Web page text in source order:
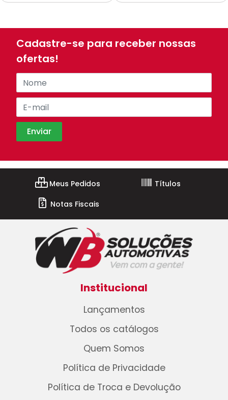
Cadastre-se para receber nossas
ofertas!
Meus Pedidos
Títulos
Notas Fiscais
Institucional
Lançamentos
Todos os catálogos
Quem Somos
Política de Privacidade
Política de Troca e Devolução